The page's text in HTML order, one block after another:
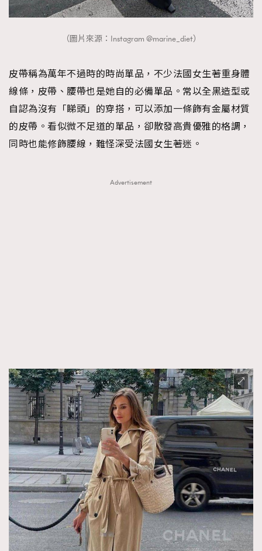
（圖片來源：Instagram @marine_diet）
皮帶稱為萬年不過時的時尚單品，不少法國女生著重身體
線條，皮帶、腰帶也是她自的必備單品。常以全黑造型或
自認為沒有「睇頭」的穿搭，可以添加一條飾有金屬材質
的皮帶。看似微不足道的單品，卻散發高貴優雅的格調，
同時也能修飾腰線，難怪深受法國女生著迷。
Advertisement